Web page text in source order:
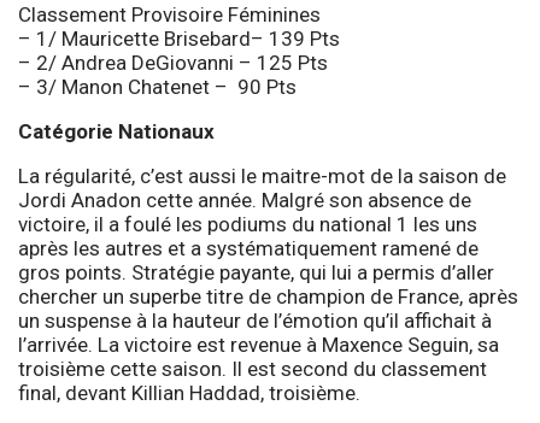
Classement Provisoire Féminines
– 1/ Mauricette Brisebard– 139 Pts
– 2/ Andrea DeGiovanni – 125 Pts
– 3/ Manon Chatenet – 90 Pts
Catégorie Nationaux
La régularité, c’est aussi le maitre-mot de la saison de
Jordi Anadon cette année. Malgré son absence de
victoire, il a foulé les podiums du national 1 les uns
après les autres et a systématiquement ramené de
gros points. Stratégie payante, qui lui a permis d’aller
chercher un superbe titre de champion de France, après
un suspense à la hauteur de l’émotion qu’il affichait à
l’arrivée. La victoire est revenue à Maxence Seguin, sa
troisième cette saison. Il est second du classement
final, devant Killian Haddad, troisième.